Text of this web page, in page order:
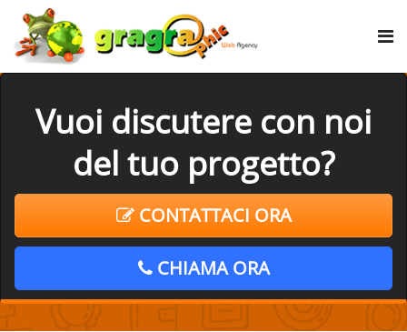
Vuoi discutere con noi
del tuo progetto?
CONTATTACI ORA
CHIAMA ORA